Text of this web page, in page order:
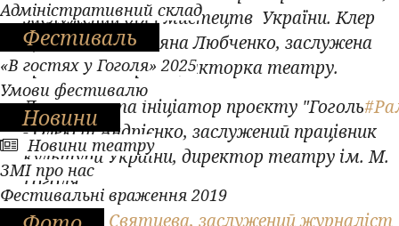
Адміністративний склад
Фестиваль
«В гостях у Гоголя» 2025
Умови фестивалю
Новини
Новини театру
ЗМІ про нас
Фестивальні враження 2019
заслужений діяч мистецтв України. Клер
Цаханасян - Тетяна Любченко, заслужена
артистка України, акторка театру.
Директор та ініціатор проєкту "Гоголь
- Олексій Андрієнко, заслужений працівник
культури України, директор театру ім. М.
Гоголя.
Автор: Н. Святцева, заслужений журналіст